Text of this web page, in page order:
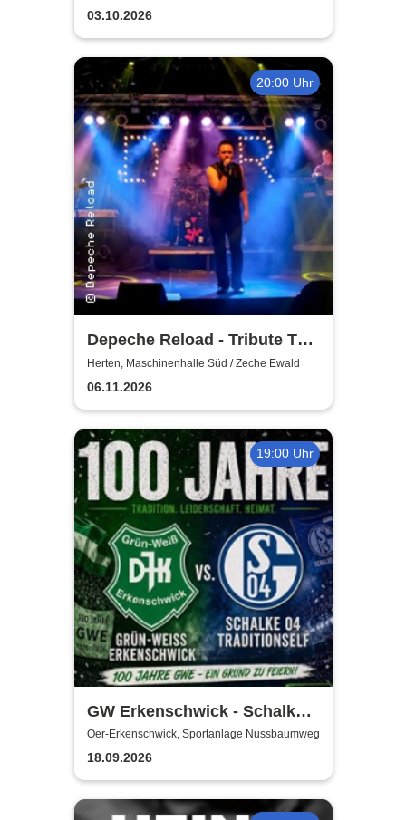
03.10.2026
20:00 Uhr
Depeche Reload - Tribute To
Depeche Mode
Herten, Maschinenhalle Süd / Zeche Ewald
06.11.2026
19:00 Uhr
GW Erkenschwick - Schalke
04 Traditionself | 100 Jahre
DJK Grün-Weiss
Erkenschwick
Oer-Erkenschwick, Sportanlage Nussbaumweg
18.09.2026